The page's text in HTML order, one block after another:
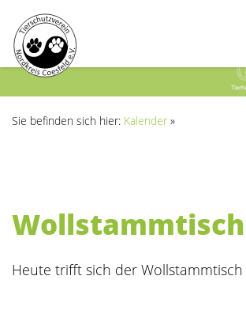
Sie befinden sich hier: Kalender »
Wollstammtisch
Heute trifft sich der Wollstammtisch